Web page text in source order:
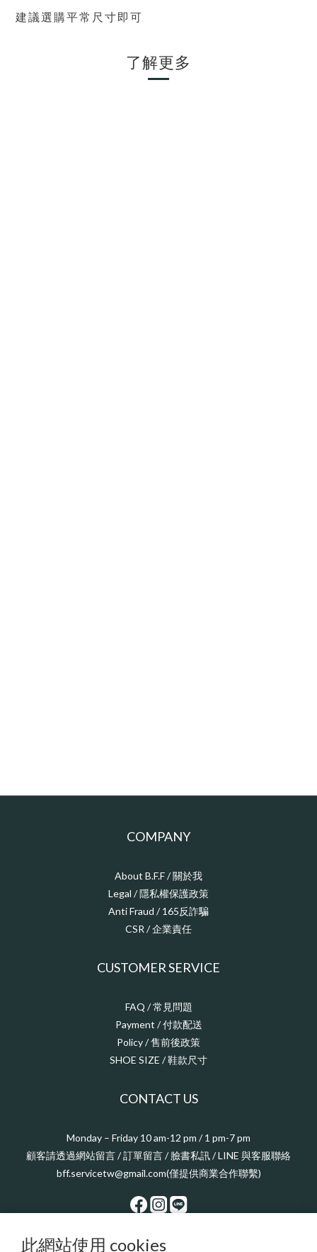
此網站使用 cookies
建議選購平常尺寸即可
了解更多
COMPANY
About B.F.F / 關於我
Legal / 隱私權保護政策
Anti Fraud / 165反詐騙
CSR / 企業責任
CUSTOMER SERVICE
FAQ / 常見問題
Payment / 付款配送
Policy / 售前後政策
SHOE SIZE / 鞋款尺寸
CONTACT US
Monday – Friday 10 am-12 pm / 1 pm-7 pm
顧客請透過網站留言 / 訂單留言 / 臉書私訊 / LINE 與客服聯絡
bff.servicetw@gmail.com(僅提供商業合作聯繫)